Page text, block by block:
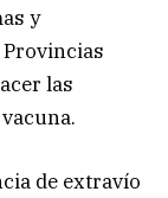
y
las
de extravío